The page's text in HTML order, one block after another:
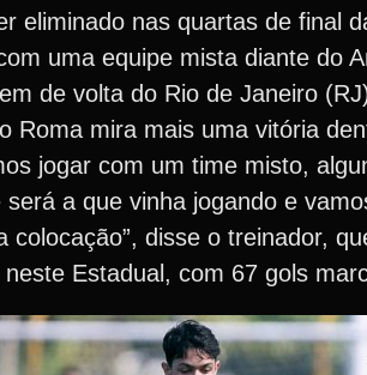
eliminado nas quartas de final
uma equipe mista diante do
de volta do Rio de Janeiro
Roma mira mais uma vitória
jogar com um time misto,
será a que vinha jogando e
colocação”, disse o treinador,
Estadual, com 67 gols